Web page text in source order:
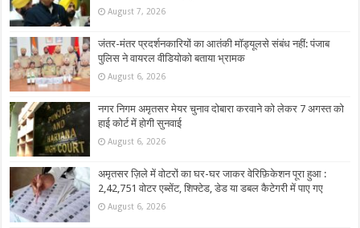
August 7, 2026
जंतर-मंतर प्रदर्शनकारियों का आतंकी मॉड्यूलसे संबंध नहीं: पंजाब
पुलिस ने वायरल वीडियोको बताया भ्रामक
August 6, 2026
नगर निगम अमृतसर मेयर चुनाव दोबारा करवाने को लेकर 7 अगस्त को
हाई कोर्ट में होगी सुनवाई
August 6, 2026
अमृतसर ज़िले में वोटरों का घर-घर जाकर वेरिफ़िकेशन पूरा हुआ :
2,42,751 वोटर एब्सेंट, शिफ्टेड, डेड या डबल कैटेगरी में पाए गए
August 6, 2026